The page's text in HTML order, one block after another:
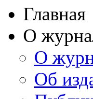
Главная
О
О
Об